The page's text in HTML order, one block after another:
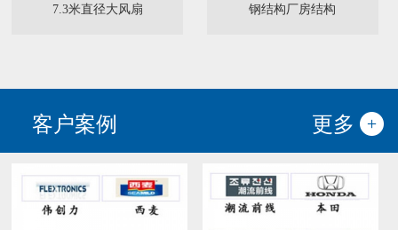
7.3米直径大风扇 钢结构厂房结构
客户案例 更多